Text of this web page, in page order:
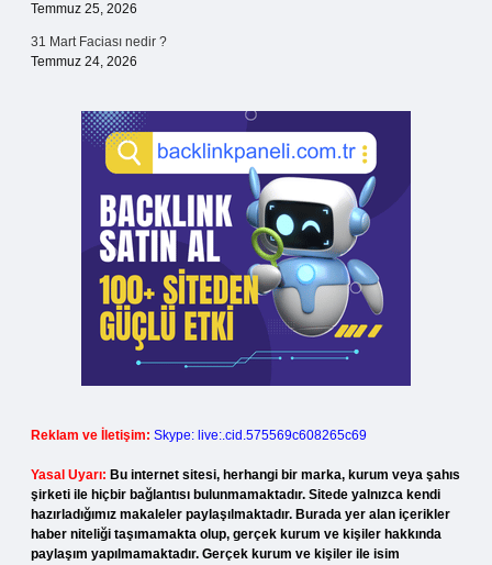
Temmuz 25, 2026
31 Mart Faciası nedir ?
Temmuz 24, 2026
Reklam ve İletişim: Skype: live:.cid.575569c608265c69
Yasal Uyarı: Bu internet sitesi, herhangi bir marka, kurum veya şahıs
şirketi ile hiçbir bağlantısı bulunmamaktadır. Sitede yalnızca kendi
hazırladığımız makaleler paylaşılmaktadır. Burada yer alan içerikler
haber niteliği taşımamakta olup, gerçek kurum ve kişiler hakkında
paylaşım yapılmamaktadır. Gerçek kurum ve kişiler ile isim